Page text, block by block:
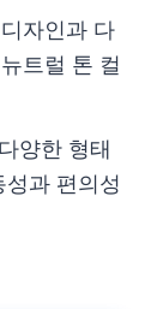
자인과 다
트럴 톤 컬
양한 형태
과 편의성